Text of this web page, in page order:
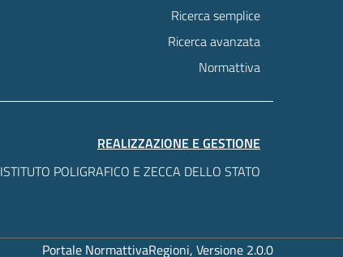
Ricerca semplice
Ricerca avanzata
Normattiva
REALIZZAZIONE E GESTIONE
ISTITUTO POLIGRAFICO E ZECCA DELLO STATO
Portale NormattivaRegioni, Versione 2.0.0